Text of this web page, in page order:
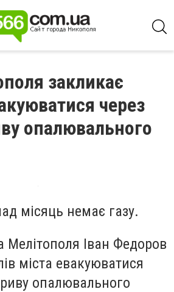
закликає
через
опалювального
місяць немає газу.
Мелітополя Іван Федоров
міста евакуюватися
опалювального